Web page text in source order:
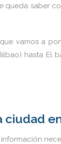
queda saber
vamos a
hasta El